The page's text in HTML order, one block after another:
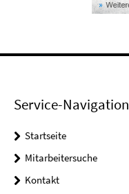
Service-Navigation
Startseite
Mitarbeitersuche
Kontakt